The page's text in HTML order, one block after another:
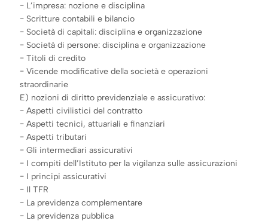
− L’impresa: nozione e disciplina
− Scritture contabili e bilancio
− Società di capitali: disciplina e organizzazione
− Società di persone: disciplina e organizzazione
− Titoli di credito
− Vicende modificative della società e operazioni
straordinarie
E) nozioni di diritto previdenziale e assicurativo:
− Aspetti civilistici del contratto
− Aspetti tecnici, attuariali e finanziari
− Aspetti tributari
− Gli intermediari assicurativi
− I compiti dell’Istituto per la vigilanza sulle assicurazioni
− I principi assicurativi
− Il TFR
− La previdenza complementare
− La previdenza pubblica